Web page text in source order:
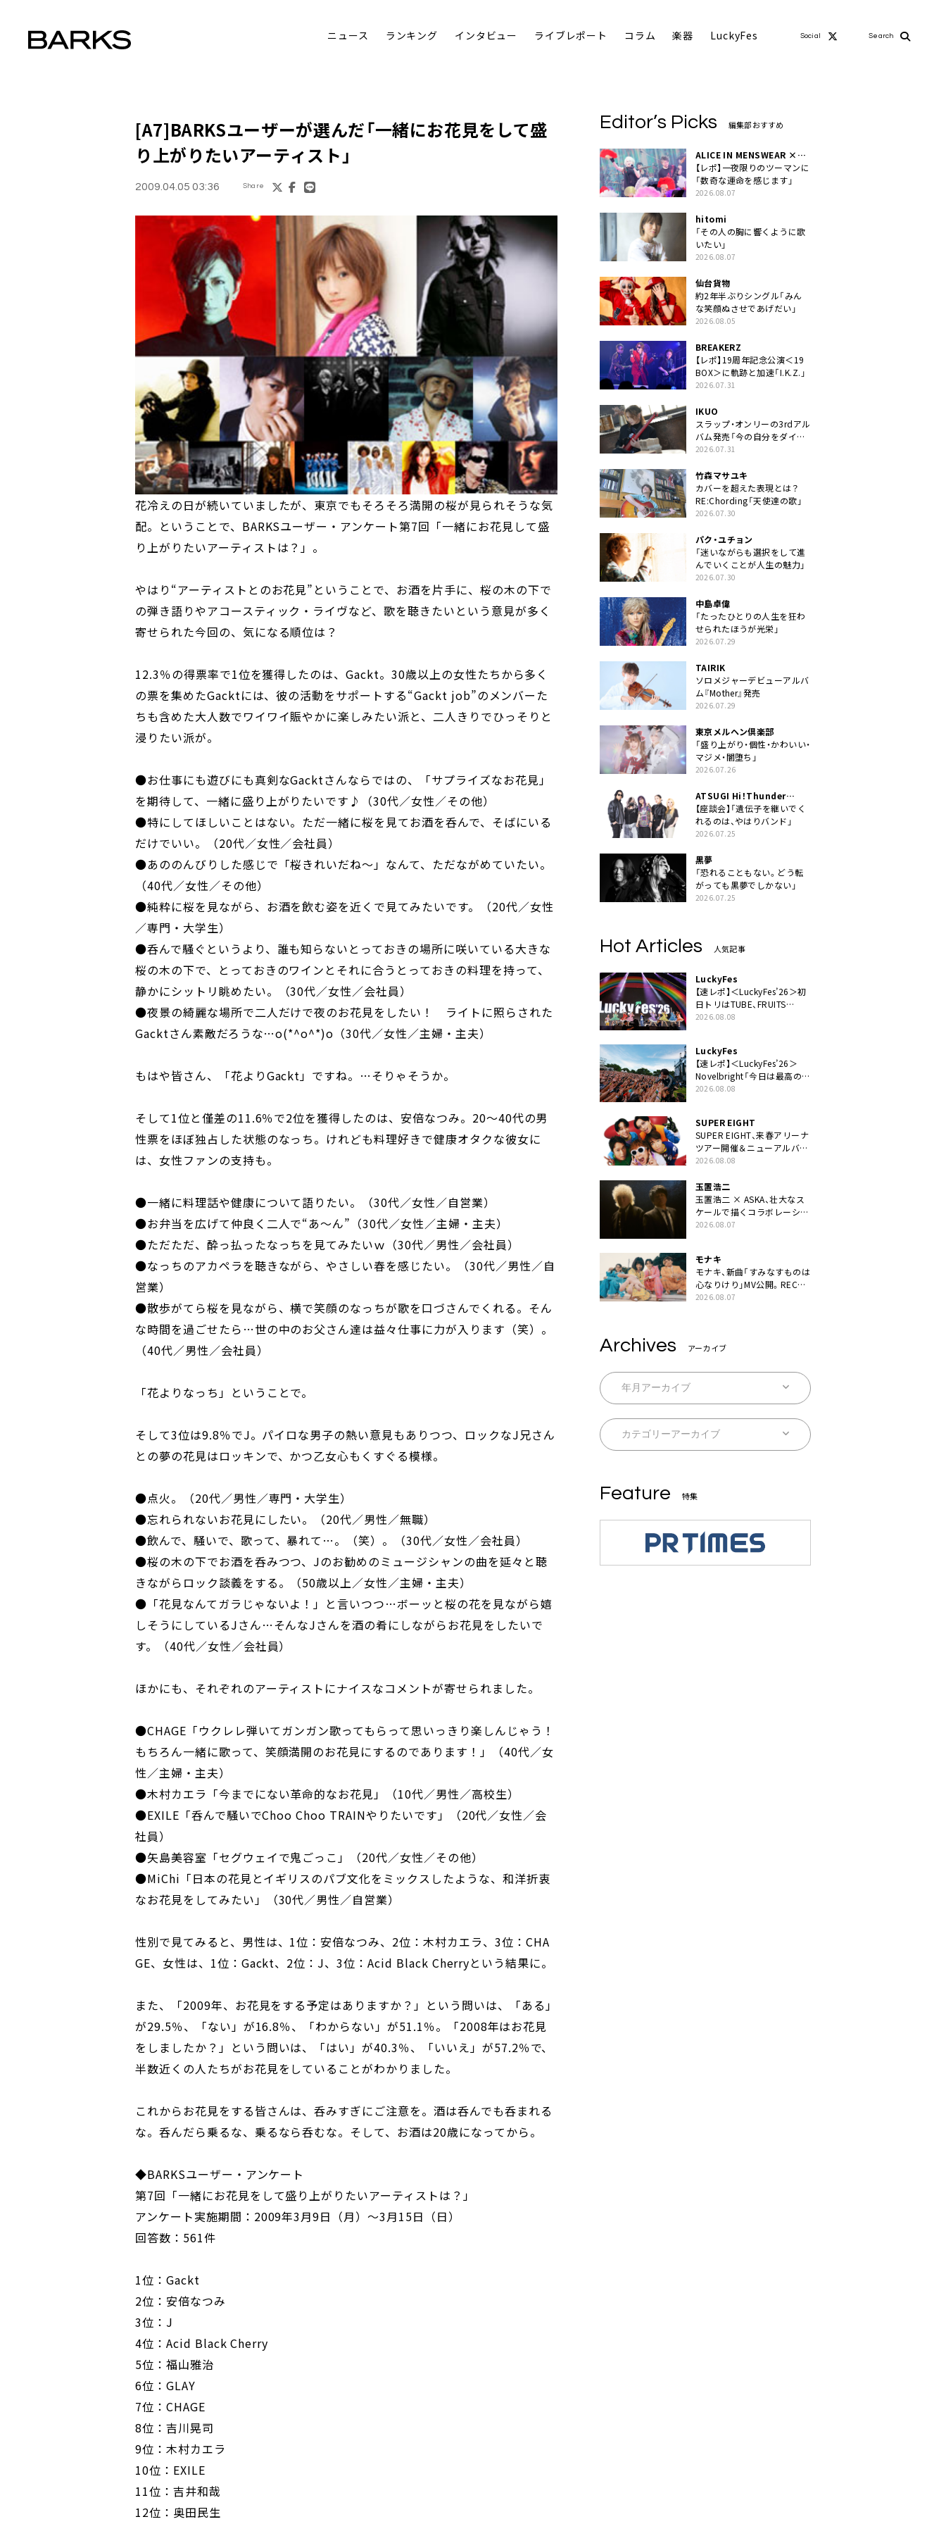
ニュース ランキング インタビュー ライブレポート コラム 楽器 LuckyFes Social Search
[A7]BARKSユーザーが選んだ「一緒にお花見をして盛
り上がりたいアーティスト」
2009.04.05 03:36 Share
花冷えの日が続いていましたが、東京でもそろそろ満開の桜が見られそうな気
配。ということで、BARKSユーザー・アンケート第7回「一緒にお花見して盛
り上がりたいアーティストは？」。
やはり“アーティストとのお花見”ということで、お酒を片手に、桜の木の下で
の弾き語りやアコースティック・ライヴなど、歌を聴きたいという意見が多く
寄せられた今回の、気になる順位は？
12.3％の得票率で1位を獲得したのは、Gackt。30歳以上の女性たちから多く
の票を集めたGacktには、彼の活動をサポートする“Gackt job”のメンバーた
ちも含めた大人数でワイワイ賑やかに楽しみたい派と、二人きりでひっそりと
浸りたい派が。
●お仕事にも遊びにも真剣なGacktさんならではの、「サプライズなお花見」
を期待して、一緒に盛り上がりたいです♪（30代／女性／その他）
●特にしてほしいことはない。ただ一緒に桜を見てお酒を呑んで、そばにいる
だけでいい。（20代／女性／会社員）
●あののんびりした感じで「桜きれいだね～」なんて、ただながめていたい。
（40代／女性／その他）
●純粋に桜を見ながら、お酒を飲む姿を近くで見てみたいです。（20代／女性
／専門・大学生）
●呑んで騒ぐというより、誰も知らないとっておきの場所に咲いている大きな
桜の木の下で、とっておきのワインとそれに合うとっておきの料理を持って、
静かにシットリ眺めたい。（30代／女性／会社員）
●夜景の綺麗な場所で二人だけで夜のお花見をしたい！ ライトに照らされた
Gacktさん素敵だろうな…o(*^o^*)o（30代／女性／主婦・主夫）
もはや皆さん、「花よりGackt」ですね。…そりゃそうか。
そして1位と僅差の11.6％で2位を獲得したのは、安倍なつみ。20～40代の男
性票をほぼ独占した状態のなっち。けれども料理好きで健康オタクな彼女に
は、女性ファンの支持も。
●一緒に料理話や健康について語りたい。（30代／女性／自営業）
●お弁当を広げて仲良く二人で“あ～ん”（30代／女性／主婦・主夫）
●ただただ、酔っ払ったなっちを見てみたいｗ（30代／男性／会社員）
●なっちのアカペラを聴きながら、やさしい春を感じたい。（30代／男性／自
営業）
●散歩がてら桜を見ながら、横で笑顔のなっちが歌を口づさんでくれる。そん
な時間を過ごせたら…世の中のお父さん達は益々仕事に力が入ります（笑）。
（40代／男性／会社員）
「花よりなっち」ということで。
そして3位は9.8％でJ。パイロな男子の熱い意見もありつつ、ロックなJ兄さん
との夢の花見はロッキンで、かつ乙女心もくすぐる模様。
●点火。（20代／男性／専門・大学生）
●忘れられないお花見にしたい。（20代／男性／無職）
●飲んで、騒いで、歌って、暴れて…。（笑）。（30代／女性／会社員）
●桜の木の下でお酒を呑みつつ、Jのお勧めのミュージシャンの曲を延々と聴
きながらロック談義をする。（50歳以上／女性／主婦・主夫）
●「花見なんてガラじゃないよ！」と言いつつ…ボーッと桜の花を見ながら嬉
しそうにしているJさん…そんなJさんを酒の肴にしながらお花見をしたいで
す。（40代／女性／会社員）
ほかにも、それぞれのアーティストにナイスなコメントが寄せられました。
●CHAGE「ウクレレ弾いてガンガン歌ってもらって思いっきり楽しんじゃう！
もちろん一緒に歌って、笑顔満開のお花見にするのであります！」（40代／女
性／主婦・主夫）
●木村カエラ「今までにない革命的なお花見」（10代／男性／高校生）
●EXILE「呑んで騒いでChoo Choo TRAINやりたいです」（20代／女性／会
社員）
●矢島美容室「セグウェイで鬼ごっこ」（20代／女性／その他）
●MiChi「日本の花見とイギリスのパブ文化をミックスしたような、和洋折衷
なお花見をしてみたい」（30代／男性／自営業）
性別で見てみると、男性は、1位：安倍なつみ、2位：木村カエラ、3位：CHA
GE、女性は、1位：Gackt、2位：J、3位：Acid Black Cherryという結果に。
また、「2009年、お花見をする予定はありますか？」という問いは、「ある」
が29.5％、「ない」が16.8％、「わからない」が51.1％。「2008年はお花見
をしましたか？」という問いは、「はい」が40.3％、「いいえ」が57.2％で、
半数近くの人たちがお花見をしていることがわかりました。
これからお花見をする皆さんは、呑みすぎにご注意を。酒は呑んでも呑まれる
な。呑んだら乗るな、乗るなら呑むな。そして、お酒は20歳になってから。
◆BARKSユーザー・アンケート
第7回「一緒にお花見をして盛り上がりたいアーティストは？」
アンケート実施期間：2009年3月9日（月）～3月15日（日）
回答数：561件
1位：Gackt
2位：安倍なつみ
3位：J
4位：Acid Black Cherry
5位：福山雅治
6位：GLAY
7位：CHAGE
8位：吉川晃司
9位：木村カエラ
10位：EXILE
11位：吉井和哉
12位：奥田民生
Editor’s Picks 編集部おすすめ
ALICE IN MENSWEAR ×
MASCHERA
【レポ】一夜限りのツーマンに
「数奇な運命を感じます」
2026.08.07
hitomi
「その人の胸に響くように歌
いたい」
2026.08.07
仙台貨物
約2年半ぶりシングル「みん
な笑顔ぬさせであげだい」
2026.08.05
BREAKERZ
【レポ】19周年記念公演＜19
BOX＞に軌跡と加速「I.K.Z.」
2026.07.31
IKUO
スラップ・オンリーの3rdアル
バム発売「今の自分をダイレ
クトに」
2026.07.31
竹森マサユキ
カバーを超えた表現とは？
RE:Chording「天使達の歌」
2026.07.30
パク・ユチョン
「迷いながらも選択をして進
んでいくことが人生の魅力」
2026.07.30
中島卓偉
「たったひとりの人生を狂わ
せられたほうが光栄」
2026.07.29
TAIRIK
ソロメジャーデビューアルバ
ム『Mother』発売
2026.07.29
東京メルヘン倶楽部
「盛り上がり・個性・かわいい・
マジメ・闇堕ち」
2026.07.26
ATSUGI Hi！Thunder
Rock Festival
【座談会】「遺伝子を継いでく
れるのは、やはりバンド」
2026.07.25
黒夢
「恐れることもない。どう転
がっても黒夢でしかない」
2026.07.25
Hot Articles 人気記事
LuckyFes
【速レポ】＜LuckyFes’26＞初
日トリはTUBE、FRUITS
ZIPPERや綾小路翔、鬼龍院翔
うだい」
2026.08.08
LuckyFes
【速レポ】＜LuckyFes’26＞
Novelbright「今日は最高のフ
ェス日和。最高の休日を、最
2026.08.08
SUPER EIGHT
SUPER EIGHT、来春アリーナ
ツアー開催＆ニューアルバム
発売決定げるEP『ダンダー
2026.08.08
玉置浩二
玉置浩二 × ASKA、壮大なス
ケールで描くコラボレーショ
ン曲「音銀河」リリース決定。
2026.08.07
モナキ
モナキ、新曲「すみなすものは
心なりけり」MV公開。RECの
ギターにEvery Little Thing・
2026.08.07
Archives アーカイブ
Feature 特集